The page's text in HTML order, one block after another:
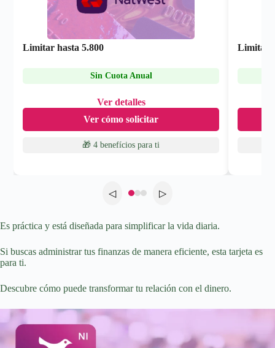
Limitar hasta5.800
Sin Cuota Anual
Ver detalles
Ver cómo solicitar
🎁 4 benefícios para ti
Limitar
◁ ▷
Es práctica y está diseñada para simplificar la vida diaria.
Si buscas administrar tus finanzas de manera eficiente, esta tarjeta es
para ti.
Descubre cómo puede transformar tu relación con el dinero.